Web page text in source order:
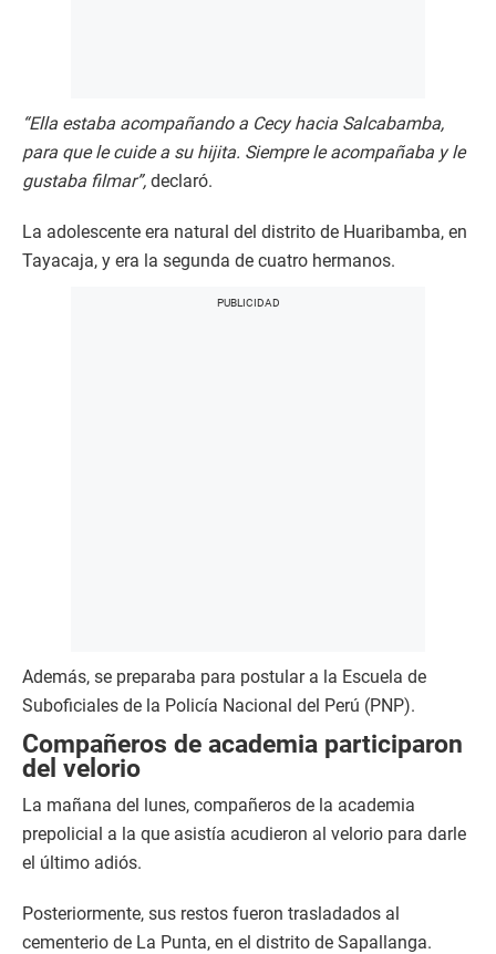
“Ella estaba acompañando a Cecy hacia Salcabamba,
para que le cuide a su hijita. Siempre le acompañaba y le
gustaba filmar”, declaró.
La adolescente era natural del distrito de Huaribamba, en
Tayacaja, y era la segunda de cuatro hermanos.
Además, se preparaba para postular a la Escuela de
Suboficiales de la Policía Nacional del Perú (PNP).
Compañeros de academia participaron
del velorio
La mañana del lunes, compañeros de la academia
prepolicial a la que asistía acudieron al velorio para darle
el último adiós.
Posteriormente, sus restos fueron trasladados al
cementerio de La Punta, en el distrito de Sapallanga.